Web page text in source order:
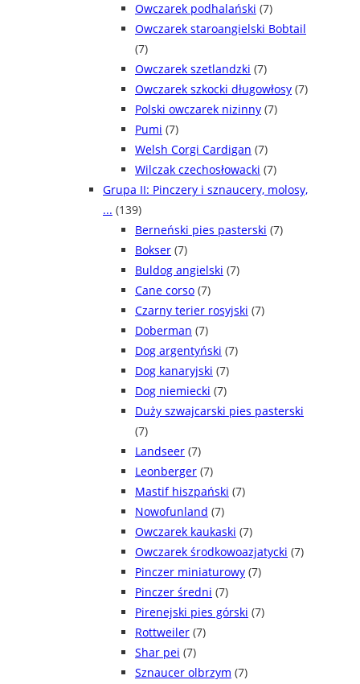
Owczarek podhalański (7)
Owczarek staroangielski Bobtail
(7)
Owczarek szetlandzki (7)
Owczarek szkocki długowłosy (7)
Polski owczarek nizinny (7)
Pumi (7)
Welsh Corgi Cardigan (7)
Wilczak czechosłowacki (7)
Grupa II: Pinczery i sznaucery, molosy,
... (139)
Berneński pies pasterski (7)
Bokser (7)
Buldog angielski (7)
Cane corso (7)
Czarny terier rosyjski (7)
Doberman (7)
Dog argentyński (7)
Dog kanaryjski (7)
Dog niemiecki (7)
Duży szwajcarski pies pasterski
(7)
Landseer (7)
Leonberger (7)
Mastif hiszpański (7)
Nowofunland (7)
Owczarek kaukaski (7)
Owczarek środkowoazjatycki (7)
Pinczer miniaturowy (7)
Pinczer średni (7)
Pirenejski pies górski (7)
Rottweiler (7)
Shar pei (7)
Sznaucer olbrzym (7)